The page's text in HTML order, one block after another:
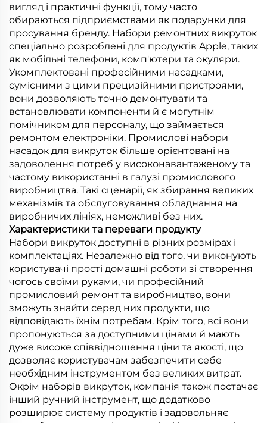
вигляд і практичні функції, тому часто
обираються підприємствами як подарунки для
просування бренду. Набори ремонтних викруток
спеціально розроблені для продуктів Apple, таких
як мобільні телефони, комп'ютери та окуляри.
Укомплектовані професійними насадками,
сумісними з цими прецизійними пристроями,
вони дозволяють точно демонтувати та
встановлювати компоненти й є могутнім
помічником для персоналу, що займається
ремонтом електроніки. Промислові набори
насадок для викруток більше орієнтовані на
задоволення потреб у високонавантаженому та
частому використанні в галузі промислового
виробництва. Такі сценарії, як збирання великих
механізмів та обслуговування обладнання на
виробничих лініях, неможливі без них.
Характеристики та переваги продукту
Набори викруток доступні в різних розмірах і
комплектаціях. Незалежно від того, чи виконують
користувачі прості домашні роботи зі створення
чогось своїми руками, чи професійний
промисловий ремонт та виробництво, вони
зможуть знайти серед них продукти, що
відповідають їхнім потребам. Крім того, всі вони
пропонуються за доступними цінами й мають
дуже високе співвідношення ціни та якості, що
дозволяє користувачам забезпечити себе
необхідним інструментом без великих витрат.
Окрім наборів викруток, компанія також постачає
інший ручний інструмент, що додатково
розширює систему продуктів і задовольняє